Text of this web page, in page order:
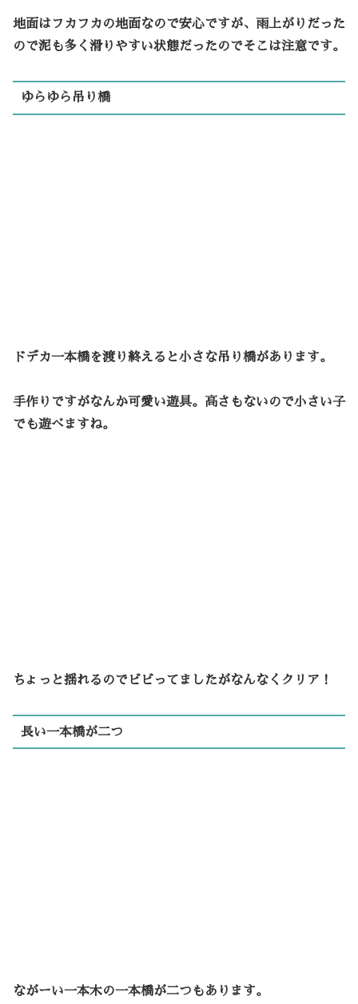
地面はフカフカの地面なので安心ですが、雨上がりだった
ので泥も多く滑りやすい状態だったのでそこは注意です。
ゆらゆら吊り橋
ドデカ一本橋を渡り終えると小さな吊り橋があります。
手作りですがなんか可愛い遊具。高さもないので小さい子
でも遊べますね。
ちょっと揺れるのでビビってましたがなんなくクリア！
長い一本橋が二つ
ながーい一本木の一本橋が二つもあります。